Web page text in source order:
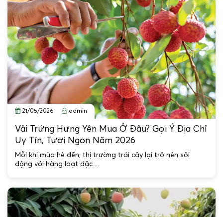
21/05/2026 admin
Vải Trứng Hưng Yên Mua Ở Đâu? Gợi Ý Địa Chỉ
Uy Tín, Tươi Ngon Năm 2026
Mỗi khi mùa hè đến, thị trường trái cây lại trở nên sôi
động với hàng loạt đặc…